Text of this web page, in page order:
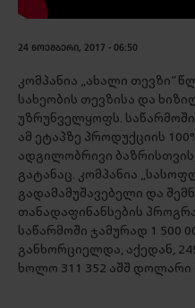
24 ᲜᲝᲔᲛᲑᲔᲠᲘ, 2017 - 06:50
კომპანია „ახალი თევზი“
სახეობის თევზისა და
უზრუნველყოფს.
ამ ეტაპზე პროდუქციის
ადგილობრივი
გატანაც. კომპანია
გადამამუშავებელი და
თანადაფინანსების
საწარმოში ჯამურად 1 500
განხორციელდა, აქედან,
ხოლო 311 352 აშშ დოლარი